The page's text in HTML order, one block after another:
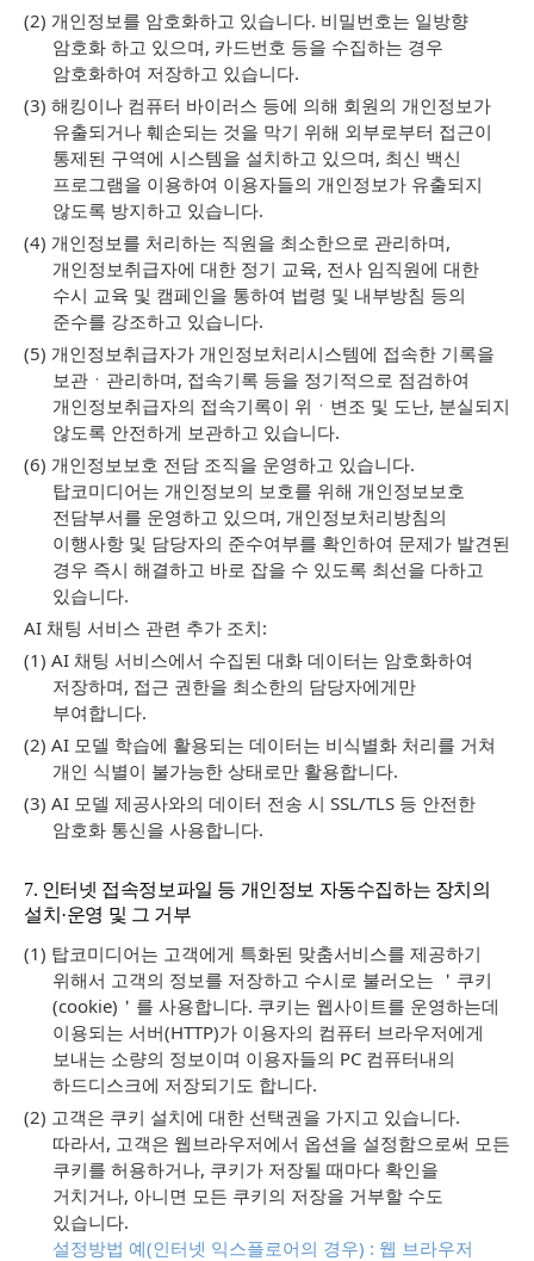
(2) 개인정보를 암호화하고 있습니다. 비밀번호는 일방향
암호화 하고 있으며, 카드번호 등을 수집하는 경우
암호화하여 저장하고 있습니다.
(3) 해킹이나 컴퓨터 바이러스 등에 의해 회원의 개인정보가
유출되거나 훼손되는 것을 막기 위해 외부로부터 접근이
통제된 구역에 시스템을 설치하고 있으며, 최신 백신
프로그램을 이용하여 이용자들의 개인정보가 유출되지
않도록 방지하고 있습니다.
(4) 개인정보를 처리하는 직원을 최소한으로 관리하며,
개인정보취급자에 대한 정기 교육, 전사 임직원에 대한
수시 교육 및 캠페인을 통하여 법령 및 내부방침 등의
준수를 강조하고 있습니다.
(5) 개인정보취급자가 개인정보처리시스템에 접속한 기록을
보관ㆍ관리하며, 접속기록 등을 정기적으로 점검하여
개인정보취급자의 접속기록이 위ㆍ변조 및 도난, 분실되지
않도록 안전하게 보관하고 있습니다.
(6) 개인정보보호 전담 조직을 운영하고 있습니다.
탑코미디어는 개인정보의 보호를 위해 개인정보보호
전담부서를 운영하고 있으며, 개인정보처리방침의
이행사항 및 담당자의 준수여부를 확인하여 문제가 발견된
경우 즉시 해결하고 바로 잡을 수 있도록 최선을 다하고
있습니다.
AI 채팅 서비스 관련 추가 조치:
(1) AI 채팅 서비스에서 수집된 대화 데이터는 암호화하여
저장하며, 접근 권한을 최소한의 담당자에게만
부여합니다.
(2) AI 모델 학습에 활용되는 데이터는 비식별화 처리를 거쳐
개인 식별이 불가능한 상태로만 활용합니다.
(3) AI 모델 제공사와의 데이터 전송 시 SSL/TLS 등 안전한
암호화 통신을 사용합니다.
7. 인터넷 접속정보파일 등 개인정보 자동수집하는 장치의
설치·운영 및 그 거부
(1) 탑코미디어는 고객에게 특화된 맞춤서비스를 제공하기
위해서 고객의 정보를 저장하고 수시로 불러오는 ＇쿠키
(cookie)＇를 사용합니다. 쿠키는 웹사이트를 운영하는데
이용되는 서버(HTTP)가 이용자의 컴퓨터 브라우저에게
보내는 소량의 정보이며 이용자들의 PC 컴퓨터내의
하드디스크에 저장되기도 합니다.
(2) 고객은 쿠키 설치에 대한 선택권을 가지고 있습니다.
따라서, 고객은 웹브라우저에서 옵션을 설정함으로써 모든
쿠키를 허용하거나, 쿠키가 저장될 때마다 확인을
거치거나, 아니면 모든 쿠키의 저장을 거부할 수도
있습니다.
설정방법 예(인터넷 익스플로어의 경우) : 웹 브라우저